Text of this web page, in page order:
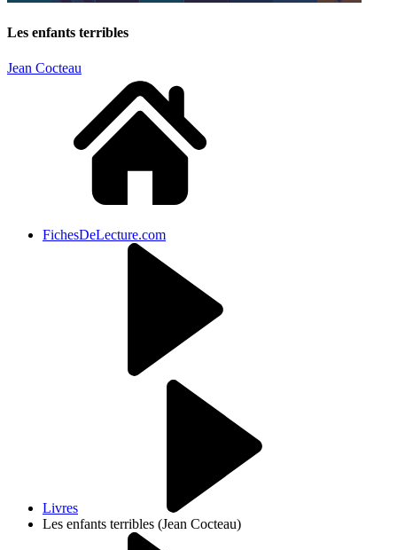
Les enfants terribles
Jean Cocteau
FichesDeLecture.com
Livres
Les enfants terribles (Jean Cocteau)